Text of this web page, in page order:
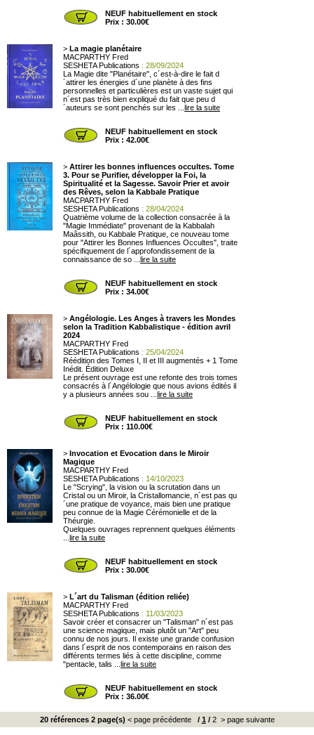
NEUF habituellement en stock
Prix : 30.00€
> La magie planétaire
MACPARTHY Fred
SESHETA Publications : 28/09/2024
La Magie dite "Planétaire", c´est-à-dire le fait d
´attirer les énergies d´une planète à des fins
personnelles et particulières est un vaste sujet qui
n´est pas très bien expliqué du fait que peu d
´auteurs se sont penchés sur les ... lire la suite
NEUF habituellement en stock
Prix : 42.00€
> Attirer les bonnes influences occultes. Tome
3. Pour se Purifier, développer la Foi, la
Spiritualité et la Sagesse. Savoir Prier et avoir
des Rêves, selon la Kabbale Pratique
MACPARTHY Fred
SESHETA Publications : 28/04/2024
Quatrième volume de la collection consacrée à la
"Magie Immédiate" provenant de la Kabbalah
Maâssith, ou Kabbale Pratique, ce nouveau tome
pour "Attirer les Bonnes Influences Occultes", traite
spécifiquement de l´approfondissement de la
connaissance de so ... lire la suite
NEUF habituellement en stock
Prix : 34.00€
> Angélologie. Les Anges à travers les Mondes
selon la Tradition Kabbalistique - édition avril
2024
MACPARTHY Fred
SESHETA Publications : 25/04/2024
Réédition des Tomes I, II et III augmentés + 1 Tome
Inédit. Édition Deluxe
Le présent ouvrage est une refonte des trois tomes
consacrés à l´Angélologie que nous avions édités il
y a plusieurs années sou ... lire la suite
NEUF habituellement en stock
Prix : 110.00€
> Invocation et Evocation dans le Miroir
Magique
MACPARTHY Fred
SESHETA Publications : 14/10/2023
Le "Scrying", la vision ou la scrutation dans un
Cristal ou un Miroir, la Cristallomancie, n´est pas qu
´une pratique de voyance, mais bien une pratique
peu connue de la Magie Cérémonielle et de la
Théurgie.
Quelques ouvrages reprennent quelques éléments
lire la suite
NEUF habituellement en stock
Prix : 30.00€
> L´art du Talisman (édition reliée)
MACPARTHY Fred
SESHETA Publications : 11/03/2023
Savoir créer et consacrer un "Talisman" n´est pas
une science magique, mais plutôt un "Art" peu
connu de nos jours. Il existe une grande confusion
dans l´esprit de nos contemporains en raison des
différents termes liés à cette discipline, comme
"pentacle, talis ... lire la suite
NEUF habituellement en stock
Prix : 36.00€
20 références 2 page(s) < page précédente/ 1 /2 > page suivante